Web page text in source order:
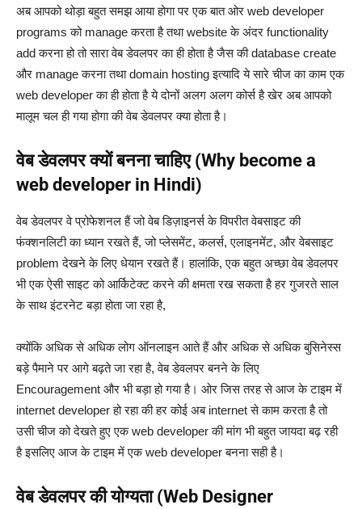
अब आपको थोड़ा बहुत समझ आया होगा पर एक बात ओर web developer
programs को manage करता है तथा website के अंदर functionality
add करना हो तो सारा वेब डेवलपर का ही होता है जैस की database create
और manage करना तथा domain hosting इत्यादि ये सारे चीज का काम एक
web developer का ही होता है ये दोनों अलग अलग कोर्स है खेर अब आपको
मालूम चल ही गया होगा की वेब डेवलपर क्या होता है।
वेब डेवलपर क्यों बनना चाहिए (Why become a
web developer in Hindi)
वेब डेवलपर वे प्रोफेशनल हैं जो वेब डिज़ाइनर्स के विपरीत वेबसाइट की
फंक्शनलिटी का ध्यान रखते हैं, जो प्लेसमेंट, कलर्स, एलाइनमेंट, और वेबसाइट
problem देखने के लिए धेयान रखते हैं। हालांकि, एक बहुत अच्छा वेब डेवलपर
भी एक ऐसी साइट को आर्किटेक्ट करने की क्षमता रख सकता है हर गुजरते साल
के साथ इंटरनेट बड़ा होता जा रहा है,
क्योंकि अधिक से अधिक लोग ऑनलाइन आते हैं और अधिक से अधिक बुसिनेस्स
बड़े पैमाने पर आगे बढ़ते जा रहा है, वेब डेवलपर बनने के लिए
Encouragement और भी बड़ा हो गया है। ओर जिस तरह से आज के टाइम में
internet developer हो रहा की हर कोई अब internet से काम करता है तो
उसी चीज को देखते हुए एक web developer की मांग भी बहुत जायदा बढ़ रही
है इसलिए आज के टाइम में एक web developer बनना सही है।
वेब डेवलपर की योग्यता (Web Designer